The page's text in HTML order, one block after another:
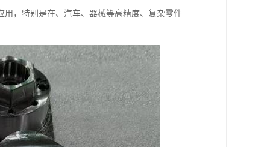
，特别是在、汽车、器械等高精度、复杂零件